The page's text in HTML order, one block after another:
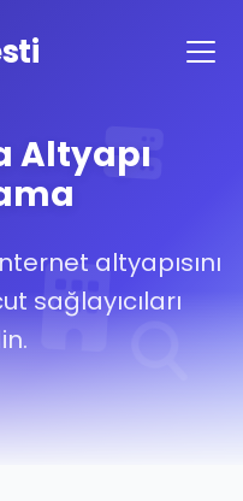
Altyapı
altyapısını
sağlayıcıları